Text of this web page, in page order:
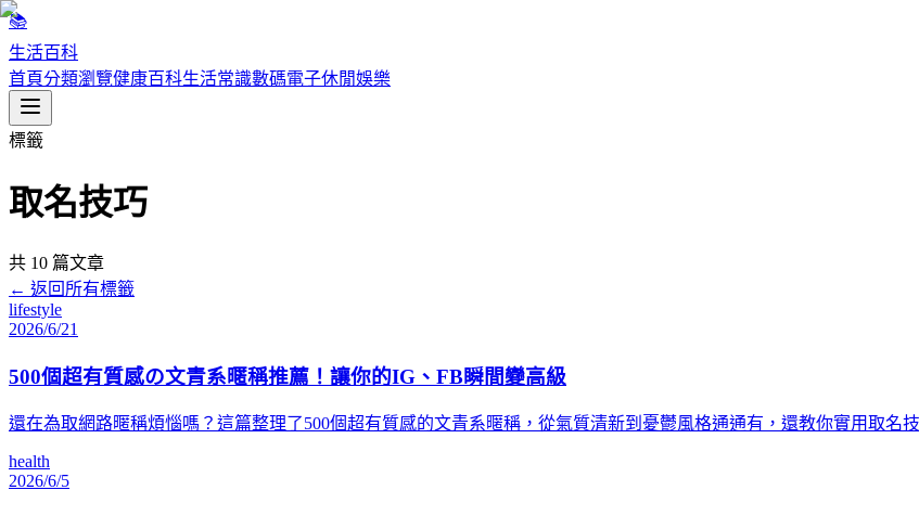
📚
生活百科
首頁分類瀏覽健康百科生活常識數碼電子休閒娛樂
標籤
取名技巧
共 10 篇文章
← 返回所有標籤
lifestyle
2026/6/21
500個超有質感の文青系暱稱推薦！讓你的IG、FB瞬間變高級
還在為取網路暱稱煩惱嗎？這篇整理了500個超有質感的文青系暱稱，從氣質清新到憂鬱風格通通有，還教你實用取名
health
2026/6/5